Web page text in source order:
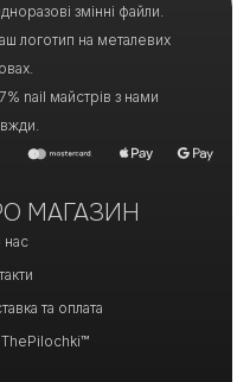
змінні файли.
логотип на металевих
nail майстрів з нами
МАГАЗИН
та оплата